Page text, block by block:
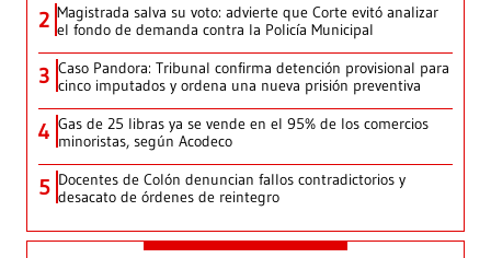
2 Magistrada salva su voto: advierte que Corte evitó analizar
el fondo de demanda contra la Policía Municipal
3 Caso Pandora: Tribunal confirma detención provisional para
cinco imputados y ordena una nueva prisión preventiva
4 Gas de 25 libras ya se vende en el 95% de los comercios
minoristas, según Acodeco
5 Docentes de Colón denuncian fallos contradictorios y
desacato de órdenes de reintegro